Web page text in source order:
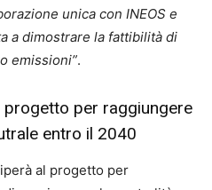
unica con INEOS e
a dimostrare la fattibilità di
emissioni”.
per raggiungere
entro il 2040
al progetto per